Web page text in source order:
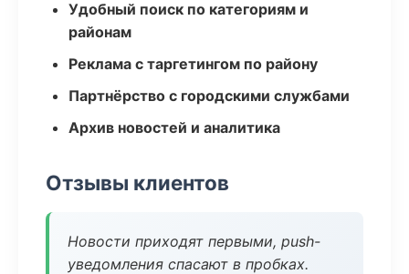
Удобный поиск по категориям и
районам
Реклама с таргетингом по району
Партнёрство с городскими службами
Архив новостей и аналитика
Отзывы клиентов
Новости приходят первыми, push-
уведомления спасают в пробках.